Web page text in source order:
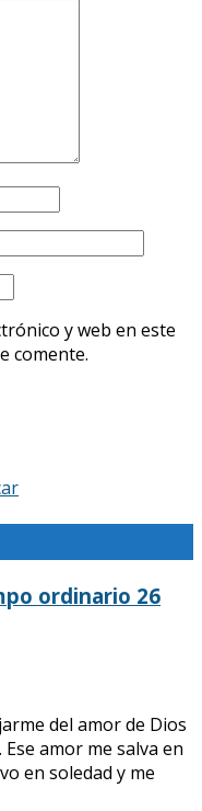
y web en este
comente.
ordinario 26
del amor de Dios
amor me salva en
en soledad y me